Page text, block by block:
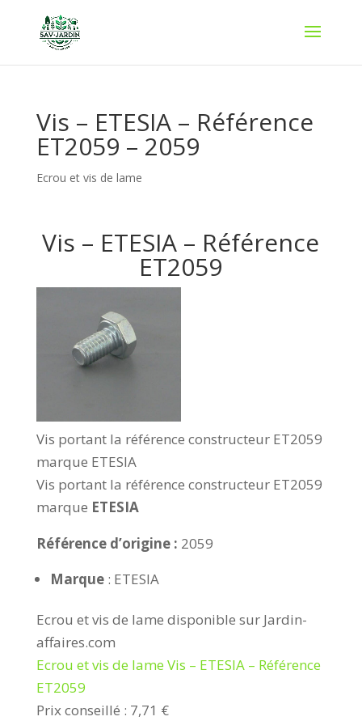
Vis – ETESIA – Référence
ET2059 – 2059
Ecrou et vis de lame
Vis – ETESIA – Référence
ET2059
Vis portant la référence constructeur ET2059
marque ETESIA
Vis portant la référence constructeur ET2059
marque ETESIA
Référence d’origine : 2059
Marque: ETESIA
Ecrou et vis de lame disponible sur Jardin-
affaires.com
Ecrou et vis de lame Vis – ETESIA – Référence
ET2059
Prix conseillé : 7,71 €